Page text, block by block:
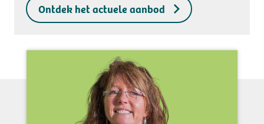
Ontdek het actuele aanbod